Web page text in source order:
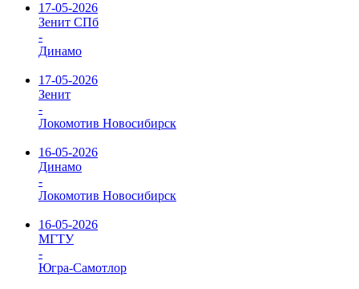
17-05-2026
Зенит СПб
-
Динамо
17-05-2026
Зенит
-
Локомотив Новосибирск
16-05-2026
Динамо
-
Локомотив Новосибирск
16-05-2026
МГТУ
-
Югра-Самотлор